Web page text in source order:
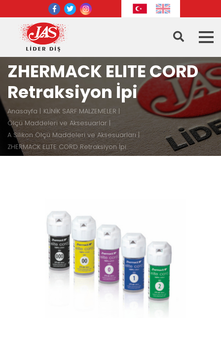
ZHERMACK ELITE CORD
Retraksiyon İpi
Anasayfa
KLİNİK SARF MALZEMELER
Ölçü Maddeleri ve Aksesuarlar
A Silikon Ölçü Maddeleri ve Aksesuarları
ZHERMACK ELITE CORD Retraksiyon İpi